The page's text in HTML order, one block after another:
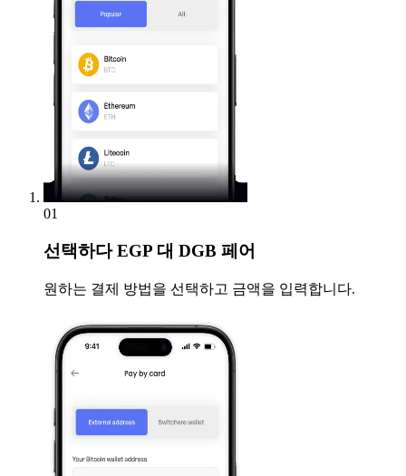
01
선택하다EGP 대 DGB 페어
원하는 결제 방법을 선택하고 금액을 입력합니다.